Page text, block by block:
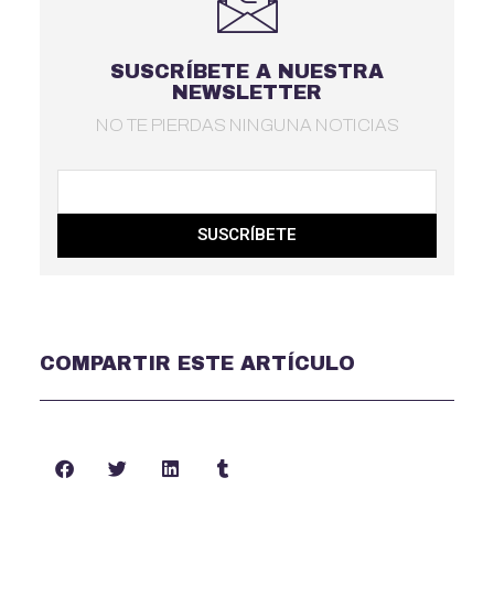
SUSCRÍBETE A NUESTRA
NEWSLETTER
NO TE PIERDAS NINGUNA NOTICIAS
SUSCRÍBETE
COMPARTIR ESTE ARTÍCULO